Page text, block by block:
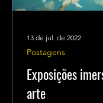
Exposições
arte
Postagens
13 de jul. de 2022